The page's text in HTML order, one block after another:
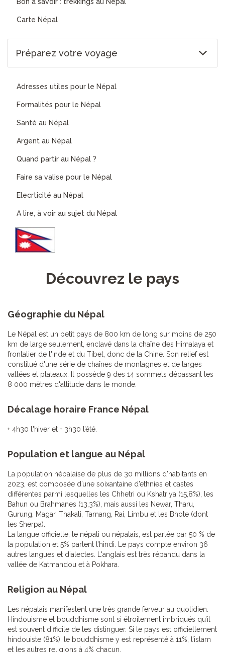
Carte Népal
Préparez votre voyage
Adresses utiles pour le Népal
Formalités pour le Népal
Santé au Népal
Argent au Népal
Quand partir au Népal ?
Faire sa valise pour le Népal
Elecrticité au Népal
A lire, à voir au sujet du Népal
Découvrez le pays
Géographie du Népal
Le Népal est un petit pays de 800 km de long sur moins de 250
km de large seulement, enclavé dans la chaîne des Himalaya et
frontalier de l'Inde et du Tibet, donc de la Chine. Son relief est
constitué d'une série de chaînes de montagnes et de larges
vallées et plateaux. Il possède 9 des 14 sommets dépassant les
8 000 mètres d'altitude dans le monde.
Décalage horaire France Népal
+ 4h30 l'hiver et + 3h30 l’été.
Population et langue au Népal
La population népalaise de plus de 30 millions d’habitants en
2023, est composée d’une soixantaine d’ethnies et castes
différentes parmi lesquelles les Chhetri ou Kshatriya (15,8%), les
Bahun ou Brahmanes (13,3%), mais aussi les Newar, Tharu,
Gurung, Magar, Thakali, Tamang, Rai, Limbu et les Bhote (dont
les Sherpa).
La langue officielle, le népali ou népalais, est parlée par 50 % de
la population et 5% parlent l’hindi. Le pays compte environ 36
autres langues et dialectes. L'anglais est très répandu dans la
vallée de Katmandou et à Pokhara.
Religion au Népal
Les népalais manifestent une très grande ferveur au quotidien.
Hindouisme et bouddhisme sont si étroitement imbriqués qu’il
est souvent difficile de les distinguer. Si le pays est officiellement
hindouiste (81%), le bouddhisme y est représenté à 11%, l’islam
et les autres religions à 4% chacun.